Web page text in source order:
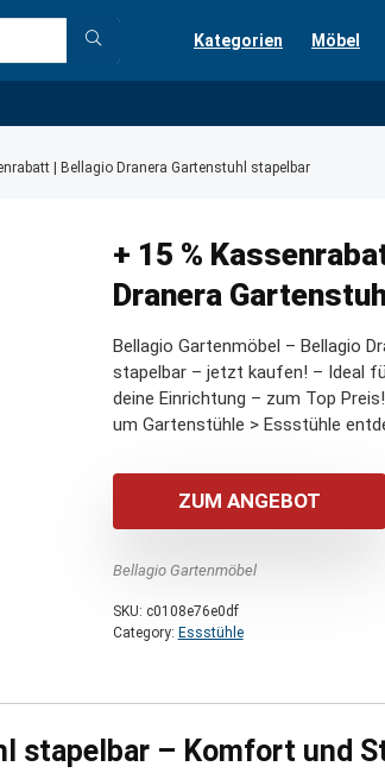
Kategorien Möbel
| Bellagio Dranera Gartenstuhl stapelbar
+ 15 %
Dranera
Bellagio Gartenmöbel – Bellagio
stapelbar – jetzt kaufen! – Ideal
deine Einrichtung – zum Top
um Gartenstühle > Essstühle
ZUM ANGEBOT
Bellagio Gartenmöbel
SKU: c0108e76e0df
Category: Essstühle
stapelbar – Komfort und